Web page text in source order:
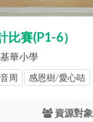
賽(P1-6）
華小學
周 感恩樹/愛心咭
資源對象